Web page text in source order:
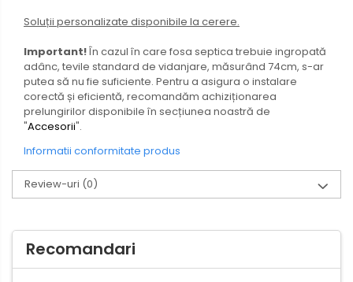
Soluții personalizate disponibile la cerere.
Important!În cazul în care fosa septica trebuie ingropată
adânc, tevile standard de vidanjare, măsurând 74cm, s-ar
putea să nu fie suficiente. Pentru a asigura o instalare
corectă și eficientă, recomandăm achiziționarea
prelungirilor disponibile în secțiunea noastră de
"Accesorii".
Informatii conformitate produs
Review-uri (0)
Recomandari